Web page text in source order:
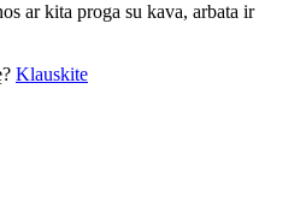
ar kita proga su kava, arbata ir
Klauskite